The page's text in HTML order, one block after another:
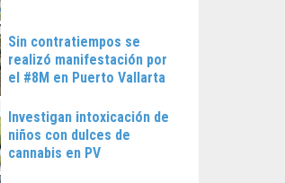
Sin contratiempos se
realizó manifestación por
el #8M en Puerto Vallarta
Investigan intoxicación de
niños con dulces de
cannabis en PV